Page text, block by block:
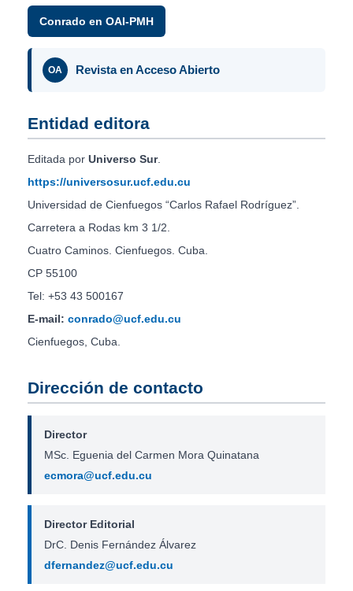
Conrado en OAI-PMH
OA Revista en Acceso Abierto
Entidad editora
Editada por Universo Sur.
https://universosur.ucf.edu.cu
Universidad de Cienfuegos “Carlos Rafael Rodríguez”.
Carretera a Rodas km 3 1/2.
Cuatro Caminos. Cienfuegos. Cuba.
CP 55100
Tel: +53 43 500167
E-mail: conrado@ucf.edu.cu
Cienfuegos, Cuba.
Dirección de contacto
Director
MSc. Eguenia del Carmen Mora Quinatana
ecmora@ucf.edu.cu
Director Editorial
DrC. Denis Fernández Álvarez
dfernandez@ucf.edu.cu